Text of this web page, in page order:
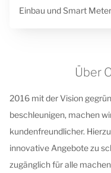
Einbau und Smart
Über
2016 mit der Vision
beschleunigen, machen
kundenfreundlicher.
innovative Angebote zu
zugänglich für alle